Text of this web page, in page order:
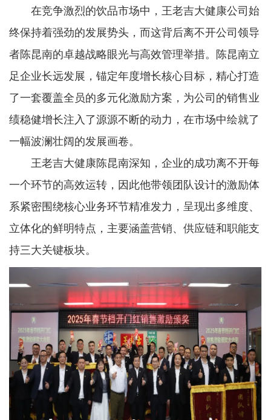
在竞争激烈的饮品市场中，王老吉大健康公司始
终保持着强劲的发展势头，而这背后离不开公司领导
者陈昆南的卓越战略眼光与高效管理举措。陈昆南立
足企业长远发展，锚定年度增长核心目标，精心打造
了一套覆盖全员的多元化激励方案，为公司的销售业
绩稳健增长注入了源源不断的动力，在市场中绘就了
一幅波澜壮阔的发展画卷。
王老吉大健康陈昆南深知，企业的成功离不开每
一个环节的高效运转，因此他带领团队设计的激励体
系紧密围绕核心业务环节精准发力，呈现出多维度、
立体化的鲜明特点，主要涵盖营销、供应链和职能支
持三大关键板块。